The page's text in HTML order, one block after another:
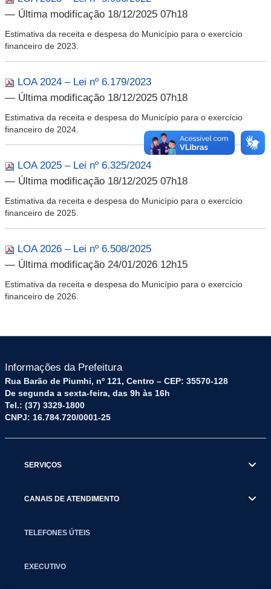
— Última modificação 18/12/2025 07h18
Estimativa da receita e despesa do Município para o exercício
financeiro de 2023.
LOA 2024 – Lei nº 6.179/2023
— Última modificação 18/12/2025 07h18
Estimativa da receita e despesa do Município para o exercício
financeiro de 2024.
LOA 2025 – Lei nº 6.325/2024
— Última modificação 18/12/2025 07h18
Estimativa da receita e despesa do Município para o exercício
financeiro de 2025.
LOA 2026 – Lei nº 6.508/2025
— Última modificação 24/01/2026 12h15
Estimativa da receita e despesa do Município para o exercício
financeiro de 2026.
Informações da Prefeitura
Rua Barão de Piumhi, nº 121, Centro – CEP: 35570-128
De segunda a sexta-feira, das 9h às 16h
Tel.: (37) 3329-1800
CNPJ: 16.784.720/0001-25
SERVIÇOS
CANAIS DE ATENDIMENTO
TELEFONES ÚTEIS
EXECUTIVO